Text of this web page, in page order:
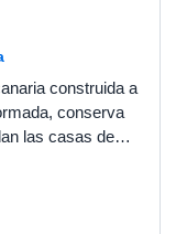
construida a
conserva
las casas de